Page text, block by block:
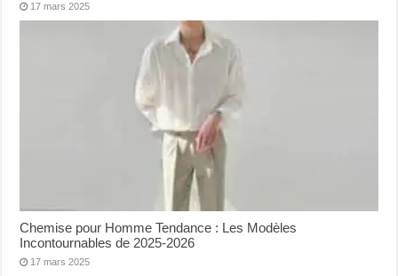
17 mars 2025
Chemise pour Homme Tendance : Les Modèles
Incontournables de 2025-2026
17 mars 2025